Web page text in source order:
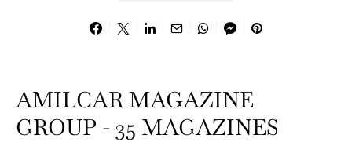
AMILCAR MAGAZINE
GROUP - 35 MAGAZINES